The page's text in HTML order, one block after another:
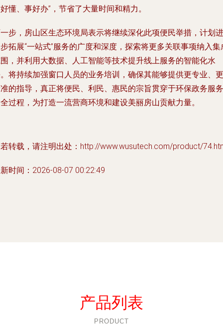
懂、事好办”，节省了大量时间和精力。
步，房山区生态环境局表示将继续深化此项便民举措，计划进
拓展“一站式”服务的广度和深度，探索将更多关联事项纳入集
，并利用大数据、人工智能等技术提升线上服务的智能化水
将持续加强窗口人员的业务培训，确保其能够提供更专业、更
的指导，真正将便民、利民、惠民的宗旨贯穿于环保政务服务
过程，为打造一流营商环境和建设美丽房山贡献力量。
转载，请注明出处：http://www.wusutech.com/product/
时间：2026-08-07 00:22:49
产品列表
PRODUCT